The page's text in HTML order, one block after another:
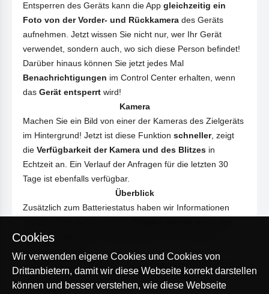
Entsperren des Geräts kann die App gleichzeitig ein
Foto von der Vorder- und Rückkamera des Geräts
aufnehmen. Jetzt wissen Sie nicht nur, wer Ihr Gerät
verwendet, sondern auch, wo sich diese Person befindet!
Darüber hinaus können Sie jetzt jedes Mal
Benachrichtigungen im Control Center erhalten, wenn
das Gerät entsperrt wird!
Kamera
Machen Sie ein Bild von einer der Kameras des Zielgeräts
im Hintergrund! Jetzt ist diese Funktion schneller, zeigt
die Verfügbarkeit der Kamera und des Blitzes in
Echtzeit an. Ein Verlauf der Anfragen für die letzten 30
Tage ist ebenfalls verfügbar.
Überblick
Zusätzlich zum Batteriestatus haben wir Informationen
ausgeschaltet ist
Zustand befindet.
Die aufgeführten Features funktionieren nur auf Zielgeräten mit dem
Betriebssystem Android. Diese Funktionen sind in iOS nicht
Cookies
Wir verwenden eigene Cookies und Cookies von
Drittanbietern, damit wir diese Webseite korrekt darstellen
können und besser verstehen, wie diese Webseite